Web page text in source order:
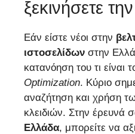
ξεκινήσετε
Εάν είστε νέοι στην
ιστοσελίδων στην
κατανόηση του τι είναι
Optimization. Κύριο
αναζήτηση και χρήση
κλειδιών. Στην έρευνά
Ελλάδα, μπορείτε να